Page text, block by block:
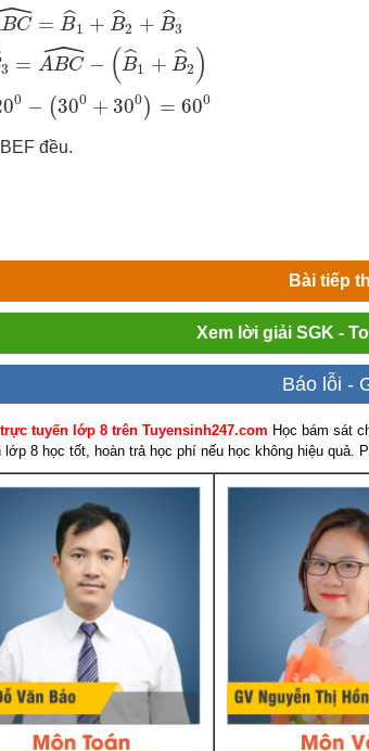
BC = ˆ
B1 + ˆ
B2 + ˆ
B3
3 = ˆ
ABC − ( ˆ
B1 + ˆ
B2 )
0 − (300 + 300) = 600
đều.
Bài tiếp
Xem lời giải SGK -
Báo lỗi -
tuyến lớp 8 trên Tuyensinh247.com Học bám sát
lớp 8 học tốt, hoàn trả học phí nếu học không hiệu quả.